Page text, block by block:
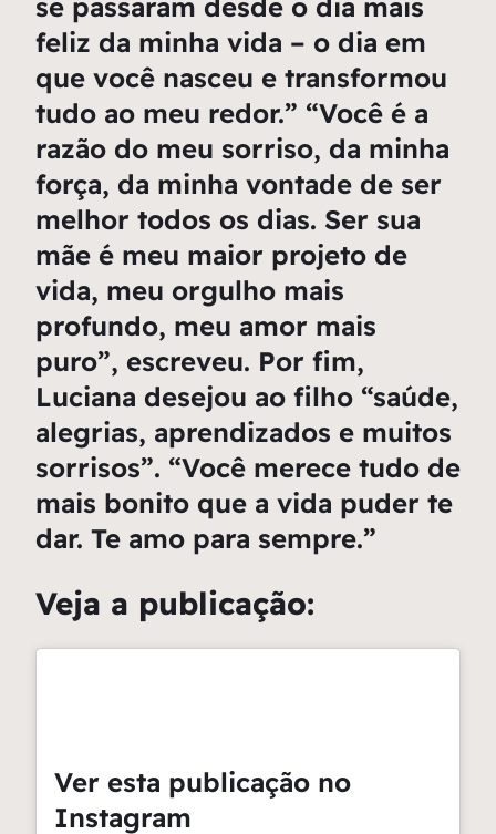
se passaram desde o dia mais
feliz da minha vida – o dia em
que você nasceu e transformou
tudo ao meu redor.” “Você é a
razão do meu sorriso, da minha
força, da minha vontade de ser
melhor todos os dias. Ser sua
mãe é meu maior projeto de
vida, meu orgulho mais
profundo, meu amor mais
puro”, escreveu. Por fim,
Luciana desejou ao filho “saúde,
alegrias, aprendizados e muitos
sorrisos”. “Você merece tudo de
mais bonito que a vida puder te
dar. Te amo para sempre.”
Veja a publicação:
Ver esta publicação no
Instagram